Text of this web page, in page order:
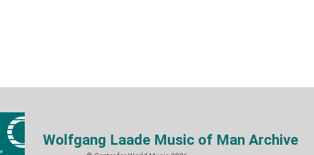
Wolfgang Laade Music of Man Archive